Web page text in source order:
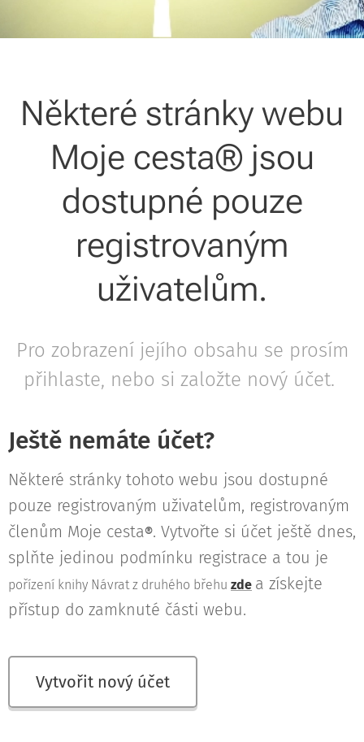
Některé stránky webu
Moje cesta® jsou
dostupné pouze
registrovaným
uživatelům.
Pro zobrazení jejího obsahu se prosím
přihlaste, nebo si založte nový účet.
Ještě nemáte účet?
Některé stránky tohoto webu jsou dostupné
pouze registrovaným uživatelům, registrovaným
členům Moje cesta®. Vytvořte si účet ještě dnes,
splňte jedinou podmínku registrace a tou je
pořízení knihy Návrat z druhého břehu zde a získejte
přístup do zamknuté části webu.
Vytvořit nový účet